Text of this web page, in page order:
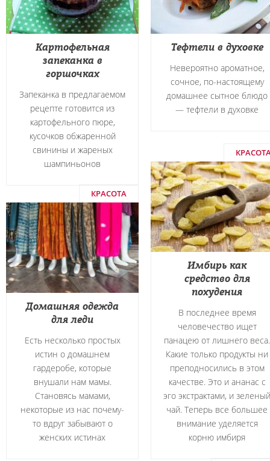
Картофельная
запеканка в
горшочках
Запеканка в предлагаемом
рецепте готовится из
картофельного пюре,
кусочков обжаренной
свинины и жареных
шампиньонов
Тефтели в духовке
Невероятно ароматное,
сочное, по-настоящему
домашнее сытное блюдо
― тефтели в духовке
Имбирь как
средство для
похудения
В последнее время
человечество ищет
панацею от лишнего веса.
Какие только продукты ни
преподносились в этом
качестве. Это и ананас с
эго экстрактами, и зеленый
чай. Теперь все большее
внимание уделяется
корню имбиря
КРАСОТА
Домашняя одежда
для леди
Есть несколько простых
истин о домашнем
гардеробе, которые
внушали нам мамы.
Становясь мамами,
некоторые из нас почему-
то вдруг забывают о
женских истинах